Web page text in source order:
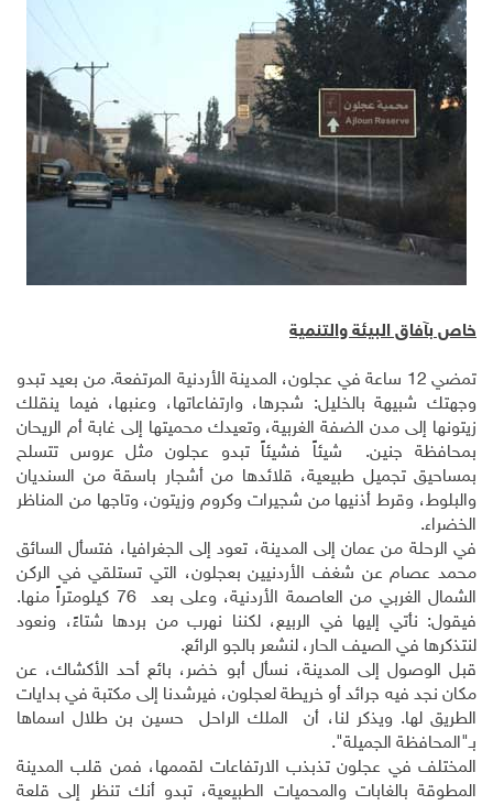
خاص بآفاق البيئة والتنمية
تمضي 12 ساعة في عجلون، المدينة الأردنية المرتفعة. من بعيد تبدو
وجهتك شبيهة بالخليل: شجرها، وارتفاعاتها، وعنبها، فيما ينقلك
زيتونها إلى مدن الضفة الغربية، وتعيدك محميتها إلى غابة أم الريحان
بمحافظة جنين. شيئاً فشيئاً تبدو عجلون مثل عروس تتسلح
بمساحيق تجميل طبيعية، قلائدها من أشجار باسقة من السنديان
والبلوط، وقرط أذنيها من شجيرات وكروم وزيتون، وتاجها من المناظر
الخضراء.
في الرحلة من عمان إلى المدينة، تعود إلى الجغرافيا، فتسأل السائق
محمد عصام عن شغف الأردنيين بعجلون، التي تستلقي في الركن
الشمال الغربي من العاصمة الأردنية، وعلى بعد 76 كيلومتراً منها.
فيقول: نأتي إليها في الربيع، لكننا نهرب من بردها شتاءً، ونعود
لنتذكرها في الصيف الحار، لنشعر بالجو الرائع.
قبل الوصول إلى المدينة، نسأل أبو خضر، بائع أحد الأكشاك، عن
مكان نجد فيه جرائد أو خريطة لعجلون، فيرشدنا إلى مكتبة في بدايات
الطريق لها. ويذكر لنا، أن الملك الراحل حسين بن طلال اسماها
بـ"المحافظة الجميلة".
المختلف في عجلون تذبذب الارتفاعات لقممها، فمن قلب المدينة
المطوقة بالغابات والمحميات الطبيعية، تبدو أنك تنظر إلى قلعة